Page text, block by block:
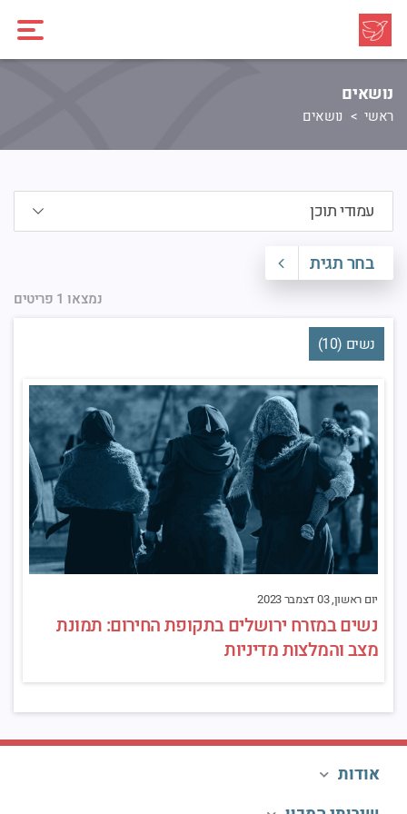
נושאים
ראשי נושאים
בחר תגית
נמצאו 1 פריטים
נשים (10)
יום ראשון, 03 דצמבר 2023
נשים במזרח ירושלים בתקופת החירום: תמונת
מצב והמלצות מדיניות
אודות